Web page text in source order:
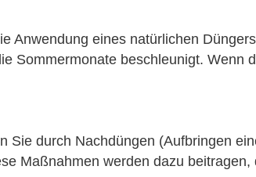
Anwendung eines natürlichen
Sommermonate beschleunigt. Wenn
Sie durch Nachdüngen (Aufbringen
Maßnahmen werden dazu